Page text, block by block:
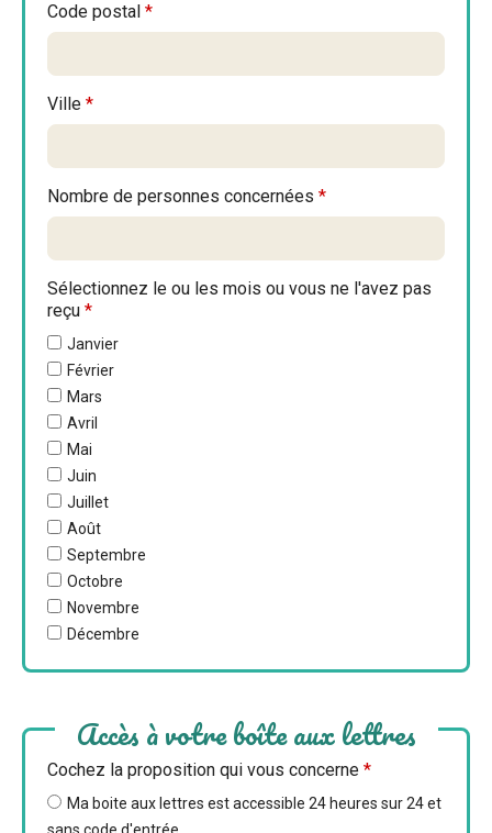
Code postal *
Ville *
Nombre de personnes concernées *
Sélectionnez le ou les mois ou vous ne l'avez pas
reçu *
Janvier
Février
Mars
Avril
Mai
Juin
Juillet
Août
Septembre
Octobre
Novembre
Décembre
Accès à votre boîte aux lettres
Cochez la proposition qui vous concerne *
Ma boite aux lettres est accessible 24 heures sur 24 et